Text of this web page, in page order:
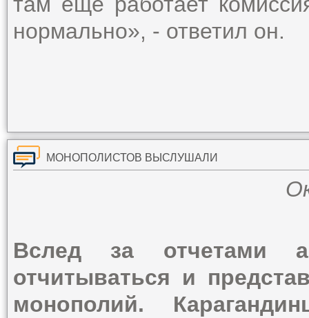
нормально», - ответил он.
МОНОПОЛИСТОВ ВЫСЛУШАЛИ
Вслед за отчетами
отчитываться и
монополий.